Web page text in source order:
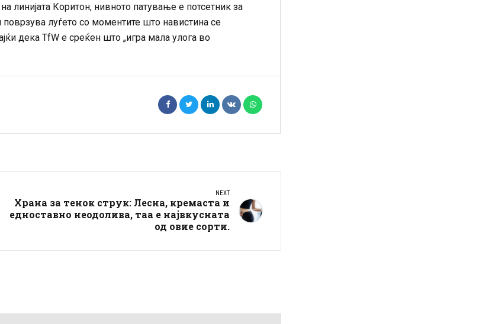
линијата Коритон, нивното патување е потсетник за
поврзува луѓето со моментите што навистина се
дека TfW е среќен што „игра мала улога во
NEXT
Храна за тенок струк: Лесна, кремаста и
едноставно неодолива, таа е највкусната
од овие сорти.